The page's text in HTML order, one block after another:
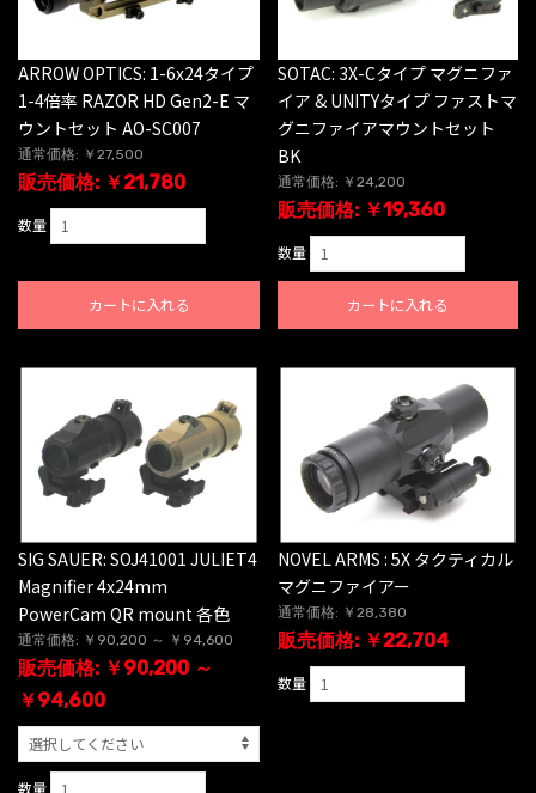
ARROW OPTICS: 1-6x24タイプ
1-4倍率 RAZOR HD Gen2-E マ
ウントセット AO-SC007
通常価格: ￥27,500
販売価格: ￥21,780
数量
カートに入れる
SOTAC: 3X-Cタイプ マグニファ
イア & UNITYタイプ ファストマ
グニファイアマウントセット
BK
通常価格: ￥24,200
販売価格: ￥19,360
数量
カートに入れる
SIG SAUER: SOJ41001 JULIET4
Magnifier 4x24mm
PowerCam QR mount 各色
通常価格: ￥90,200 ～ ￥94,600
販売価格: ￥90,200 ～
￥94,600
数量
NOVEL ARMS : 5X タクティカル
マグニファイアー
通常価格: ￥28,380
販売価格: ￥22,704
数量